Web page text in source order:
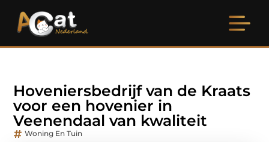
Hoveniersbedrijf van de Kraats
voor een hovenier in
Veenendaal van kwaliteit
Woning En Tuin